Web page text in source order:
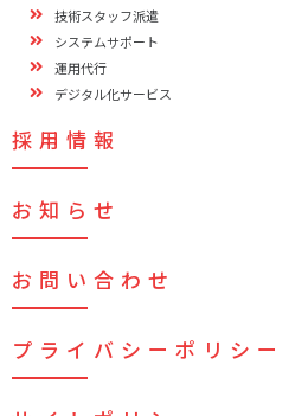
技術スタッフ派遣
システムサポート
運用代行
デジタル化サービス
採用情報
お知らせ
お問い合わせ
プライバシーポリシー